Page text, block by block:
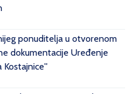
ponuditelja u otvorenom
dokumentacije Uređenje
Kostajnice''